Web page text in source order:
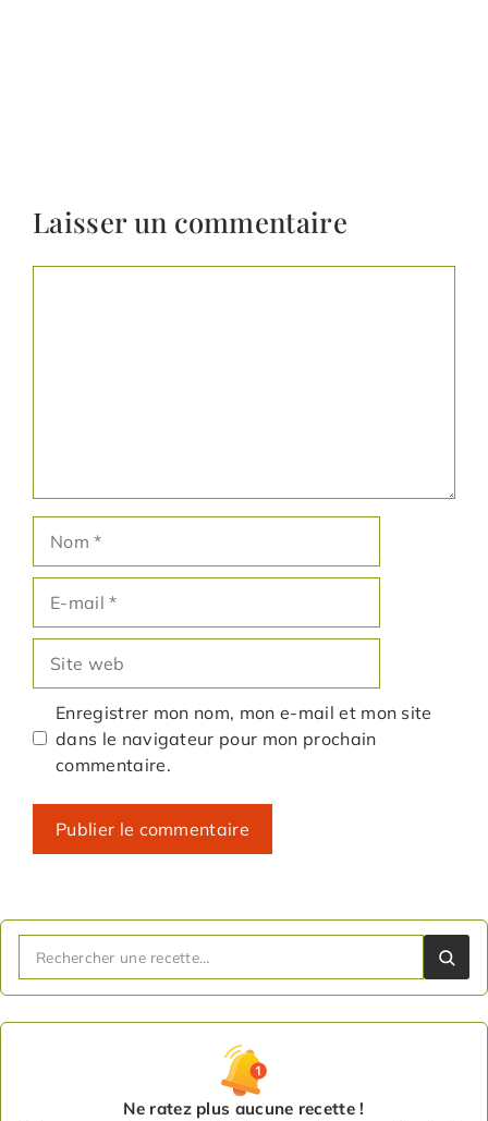
Laisser un commentaire
mail
web
Enregistrer mon nom, mon e-mail et mon site
dans le navigateur pour mon prochain
commentaire.
Ne ratez plus aucune recette !